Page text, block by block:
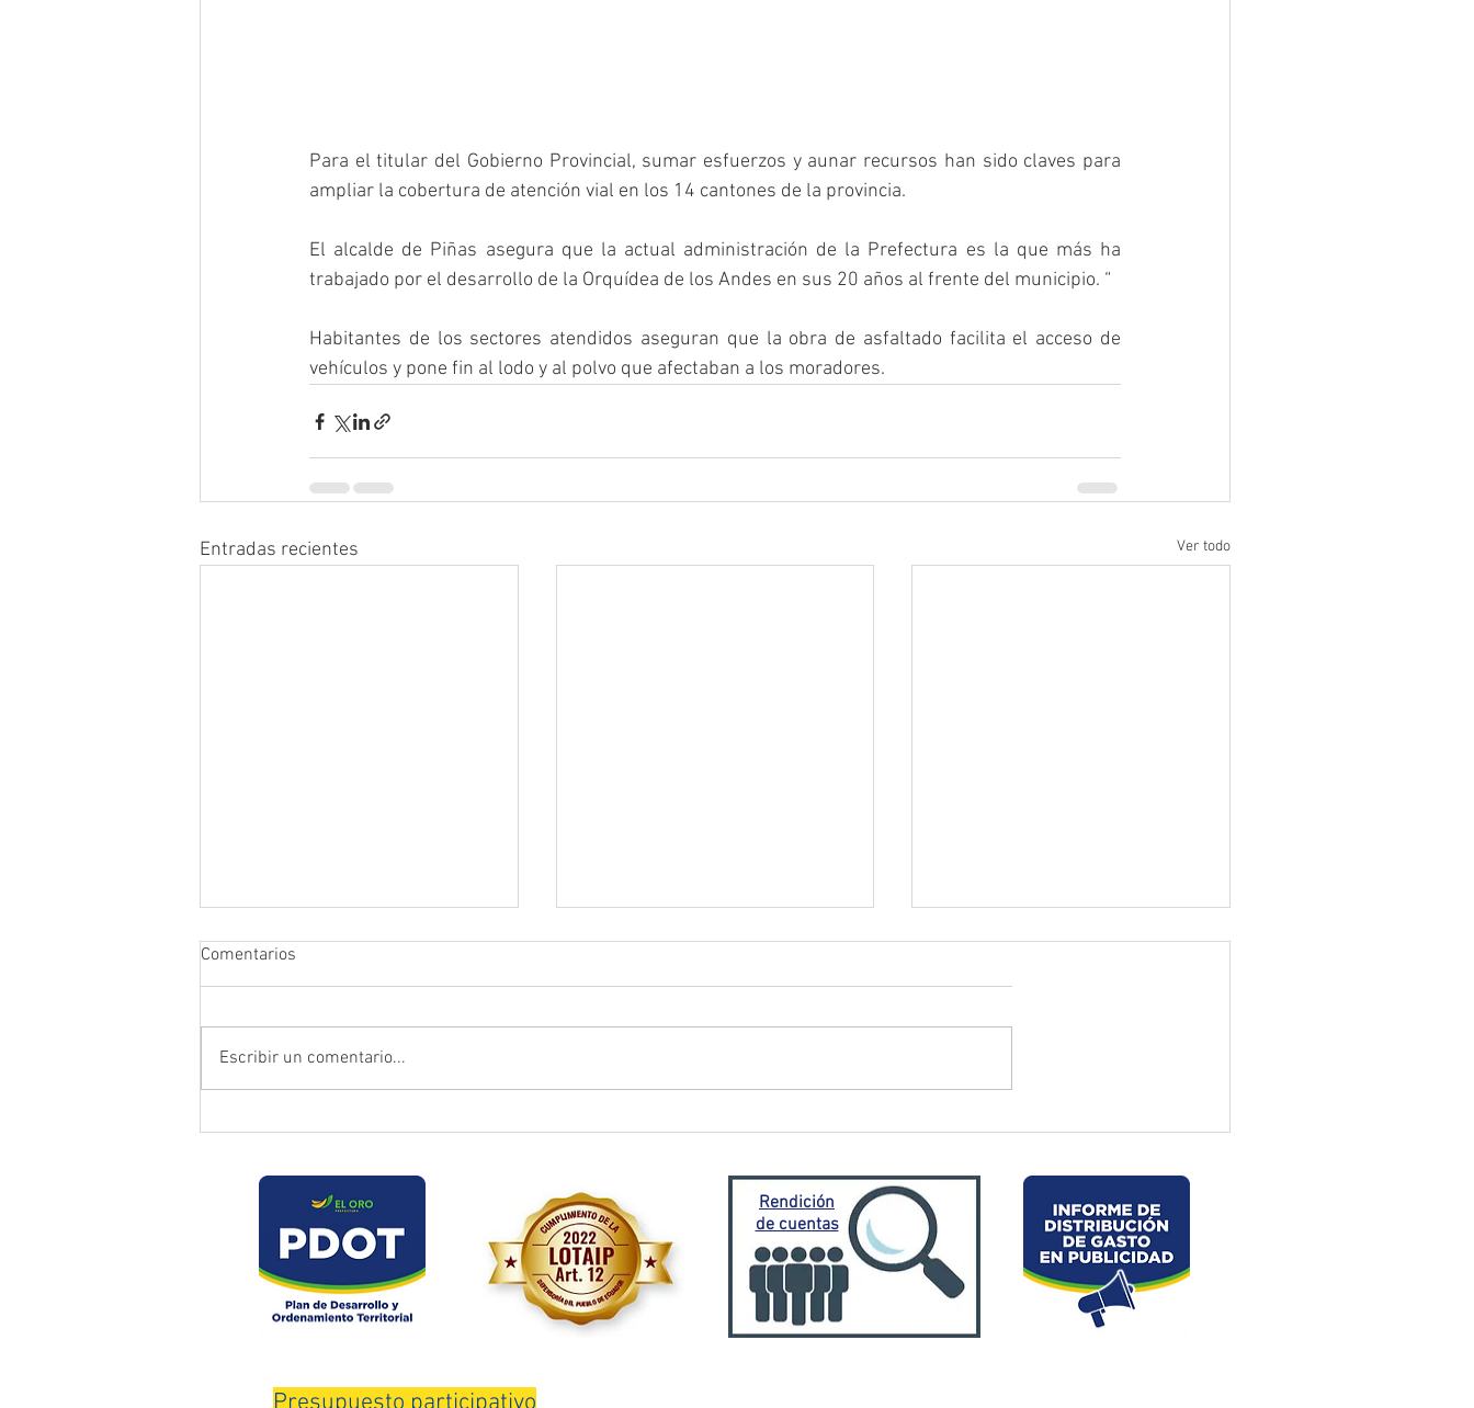
Para el titular del Gobierno Provincial, sumar esfuerzos y aunar recursos han sido claves para
ampliar la cobertura de atención vial en los 14 cantones de la provincia.
El alcalde de Piñas asegura que la actual administración de la Prefectura es la que más ha
trabajado por el desarrollo de la Orquídea de los Andes en sus 20 años al frente del municipio. “
Habitantes de los sectores atendidos aseguran que la obra de asfaltado facilita el acceso de
vehículos y pone fin al lodo y al polvo que afectaban a los moradores.
Entradas recientes Ver todo
Comentarios
Escribir un comentario...
Rendición
de cuentas